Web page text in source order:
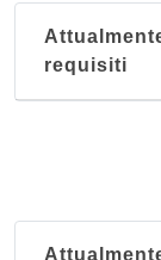
requisiti